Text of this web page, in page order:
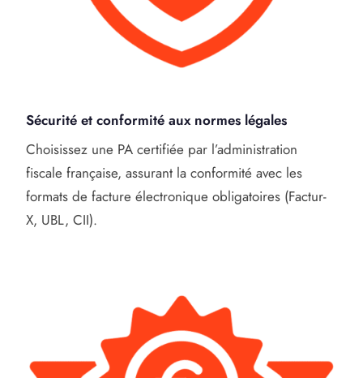
Sécurité et conformité aux normes légales
Choisissez une PA certifiée par l’administration
fiscale française, assurant la conformité avec les
formats de facture électronique obligatoires (Factur-
X, UBL, CII).